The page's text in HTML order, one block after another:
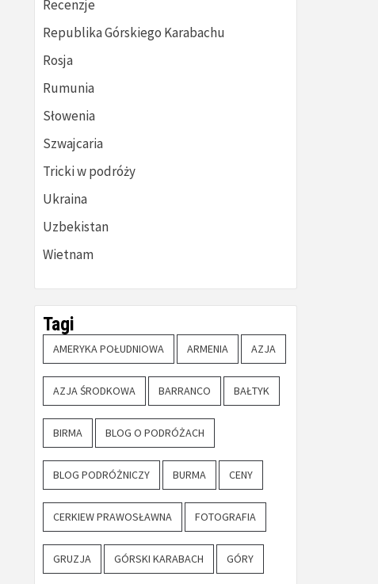
Recenzje
Republika Górskiego Karabachu
Rosja
Rumunia
Słowenia
Szwajcaria
Tricki w podróży
Ukraina
Uzbekistan
Wietnam
Tagi
AMERYKA POŁUDNIOWA ARMENIA AZJA
AZJA ŚRODKOWA BARRANCO BAŁTYK
BIRMA BLOG O PODRÓŻACH
BLOG PODRÓŻNICZY BURMA CENY
CERKIEW PRAWOSŁAWNA FOTOGRAFIA
GRUZJA GÓRSKI KARABACH GÓRY